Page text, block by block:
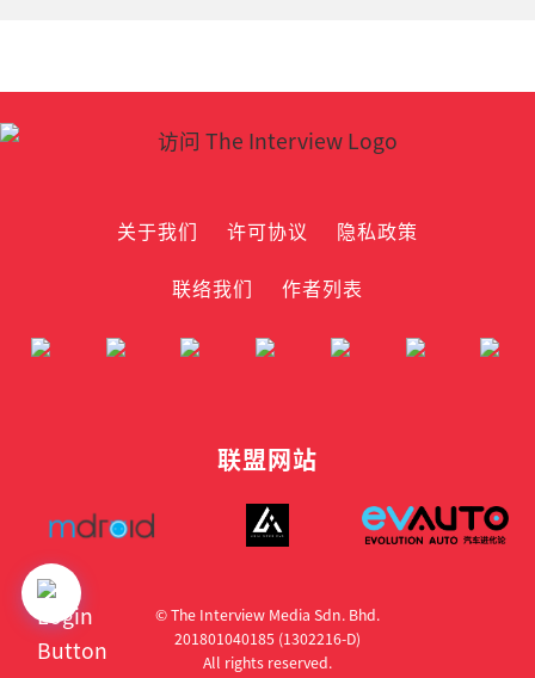
关于我们 许可协议
隐私政策
联络我们
作者列表
联盟网站
© The Interview Media Sdn. Bhd.
201801040185 (1302216­-D)
All rights reserved.